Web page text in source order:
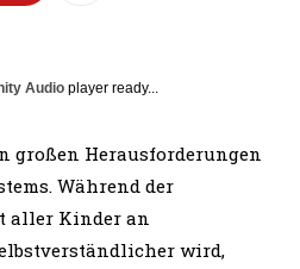
Audio player ready...
großen Herausforderungen
Während der
aller Kinder an
wird,